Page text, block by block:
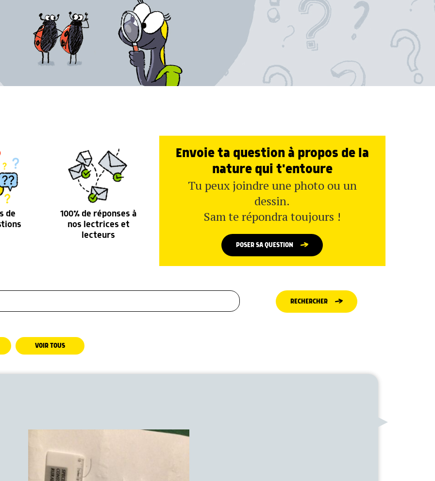
de
100% de réponses à
nos lectrices et
lecteurs
Envoie ta question à propos de la
nature qui t'entoure
Tu peux joindre une photo ou un
dessin.
Sam te répondra toujours !
POSER SA QUESTION
RECHERCHER
VOIR TOUS